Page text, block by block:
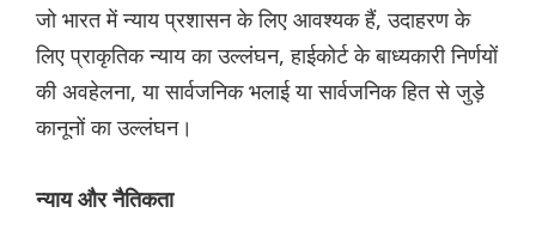
जो भारत में न्याय प्रशासन के लिए आवश्यक हैं, उदाहरण के
लिए प्राकृतिक न्याय का उल्लंघन, हाईकोर्ट के बाध्यकारी निर्णयों
की अवहेलना, या सार्वजनिक भलाई या सार्वजनिक हित से जुड़े
कानूनों का उल्लंघन।
न्याय और नैतिकता